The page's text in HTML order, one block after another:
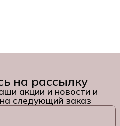
на рассылку
акции и новости и
следующий заказ